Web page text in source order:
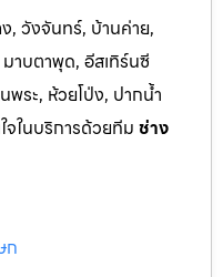
, วังจันทร์, บ้านค่าย,
าบตาพุด, อีสเทิร์นซี
พระ, ห้วยโป่ง, ปากน้ำ
จในบริการด้วยทีม ช่าง
ก